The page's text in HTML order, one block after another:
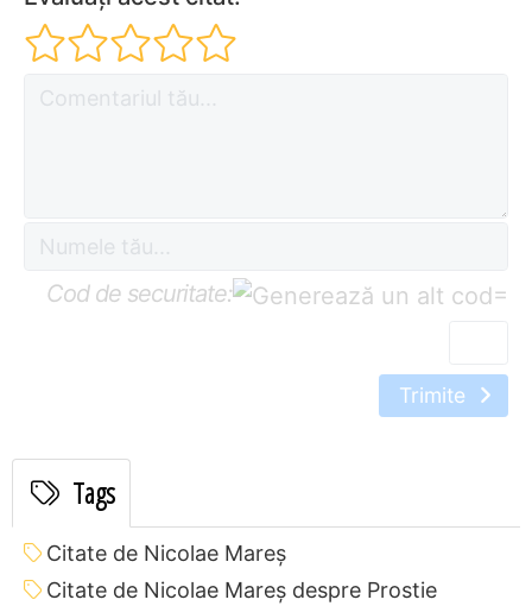
Cod de securitate: =
Trimite
Tags
Citate de Nicolae Mareș
Citate de Nicolae Mareș despre Prostie